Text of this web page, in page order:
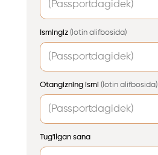
Ismingiz (lotin alifbosida)
Otangizning ismi (lotin alifbosida)
Tug'ilgan sana